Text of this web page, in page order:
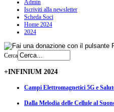
Admin
Iscriviti alla newsletter
Scheda Soci
Home 2024
2024
Cerca
+INFINIUM 2024
Campi Elettromagnetici 5G e
Dalla Melodia delle Cellule al